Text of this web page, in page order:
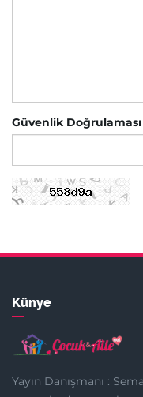
Güvenlik Doğrulaması
Künye
Yayın Danışmanı :